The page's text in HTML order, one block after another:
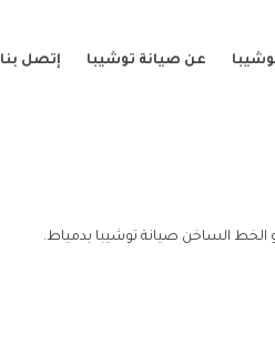
عن صيانة توشيبا إتصل بنا
الخط الساخن صيانة توشيبا بدمياط.